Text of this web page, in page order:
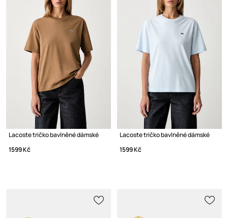
Lacoste tričko bavlněné dámské
1599 Kč
Lacoste tričko bavlněné dámské
1599 Kč